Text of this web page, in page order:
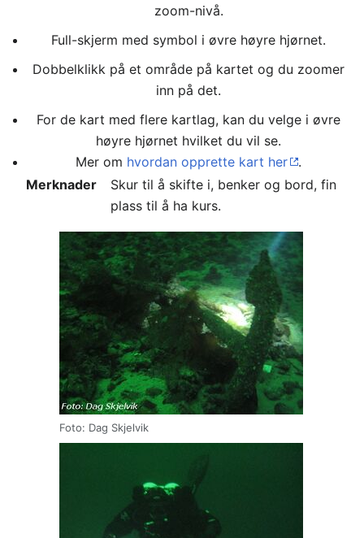
zoom-nivå.
Full-skjerm med symbol i øvre høyre hjørnet.
Dobbelklikk på et område på kartet og du zoomer
inn på det.
For de kart med flere kartlag, kan du velge i øvre
høyre hjørnet hvilket du vil se.
Mer om hvordan opprette kart her
.
Merknader
Skur til å skifte i, benker og bord, fin
plass til å ha kurs.
Foto: Dag Skjelvik